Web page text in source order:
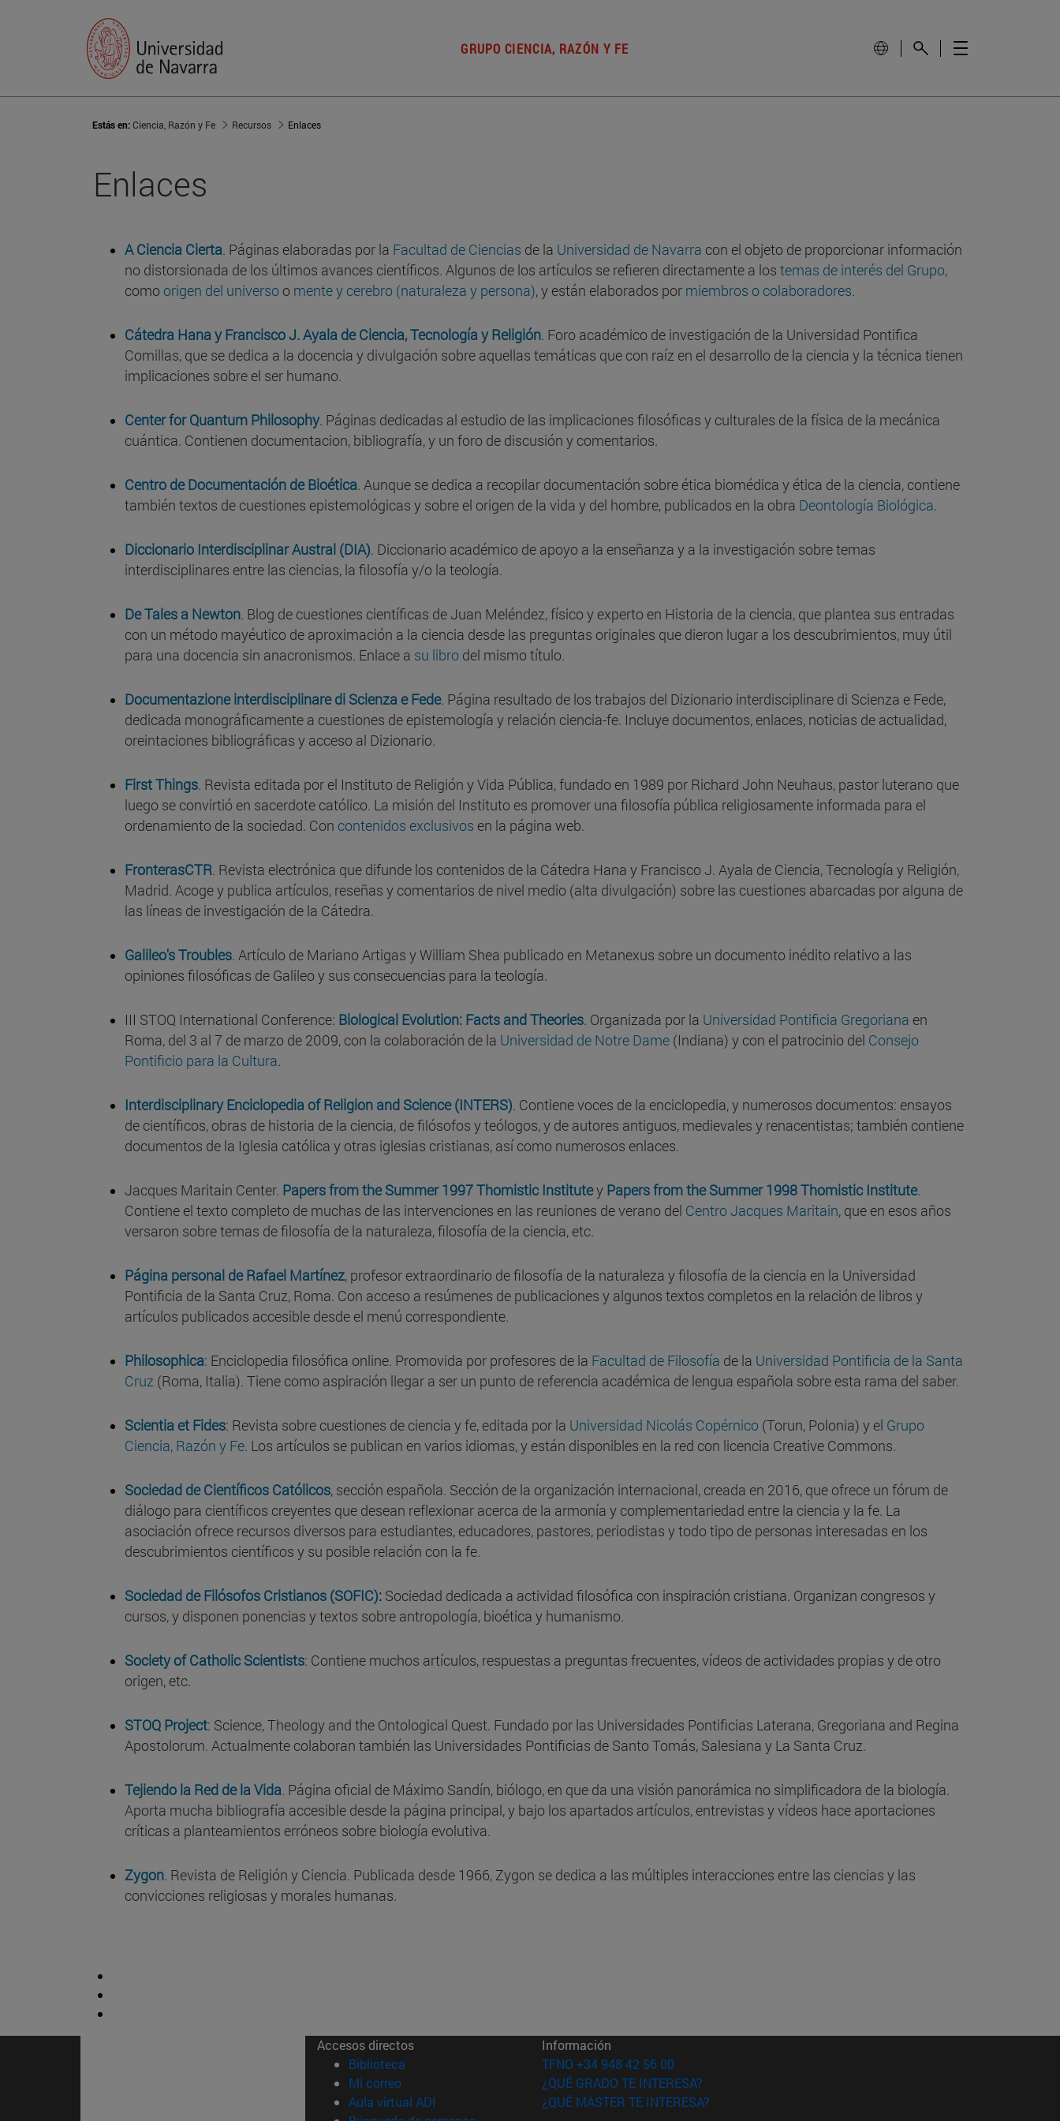
GRUPO CIENCIA, RAZÓN Y FE
Estás en:Ciencia, Razón y Fe Recursos Enlaces
Enlaces
A Ciencia Cierta. Páginas elaboradas por la Facultad de Ciencias de la Universidad de Navarra con el objeto de proporcionar información
no distorsionada de los últimos avances científicos. Algunos de los artículos se refieren directamente a los temas de interés del Grupo,
como origen del universo o mente y cerebro (naturaleza y persona), y están elaborados por miembros o colaboradores.
Cátedra Hana y Francisco J. Ayala de Ciencia, Tecnología y Religión. Foro académico de investigación de la Universidad Pontifica
Comillas, que se dedica a la docencia y divulgación sobre aquellas temáticas que con raíz en el desarrollo de la ciencia y la técnica tienen
implicaciones sobre el ser humano.
Center for Quantum Philosophy. Páginas dedicadas al estudio de las implicaciones filosóficas y culturales de la física de la mecánica
cuántica. Contienen documentacion, bibliografía, y un foro de discusión y comentarios.
Centro de Documentación de Bioética. Aunque se dedica a recopilar documentación sobre ética biomédica y ética de la ciencia, contiene
también textos de cuestiones epistemológicas y sobre el origen de la vida y del hombre, publicados en la obra Deontología Biológica.
Diccionario Interdisciplinar Austral (DIA). Diccionario académico de apoyo a la enseñanza y a la investigación sobre temas
interdisciplinares entre las ciencias, la filosofía y/o la teología.
De Tales a Newton. Blog de cuestiones científicas de Juan Meléndez, físico y experto en Historia de la ciencia, que plantea sus entradas
con un método mayéutico de aproximación a la ciencia desde las preguntas originales que dieron lugar a los descubrimientos, muy útil
para una docencia sin anacronismos. Enlace a su libro del mismo título.
Documentazione interdisciplinare di Scienza e Fede. Página resultado de los trabajos del Dizionario interdisciplinare di Scienza e Fede,
dedicada monográficamente a cuestiones de epistemología y relación ciencia-fe. Incluye documentos, enlaces, noticias de actualidad,
oreintaciones bibliográficas y acceso al Dizionario.
First Things. Revista editada por el Instituto de Religión y Vida Pública, fundado en 1989 por Richard John Neuhaus, pastor luterano que
luego se convirtió en sacerdote católico. La misión del Instituto es promover una filosofía pública religiosamente informada para el
ordenamiento de la sociedad. Con contenidos exclusivos en la página web.
FronterasCTR. Revista electrónica que difunde los contenidos de la Cátedra Hana y Francisco J. Ayala de Ciencia, Tecnología y Religión,
Madrid. Acoge y publica artículos, reseñas y comentarios de nivel medio (alta divulgación) sobre las cuestiones abarcadas por alguna de
las líneas de investigación de la Cátedra.
Galileo's Troubles. Artículo de Mariano Artigas y William Shea publicado en Metanexus sobre un documento inédito relativo a las
opiniones filosóficas de Galileo y sus consecuencias para la teología.
III STOQ International Conference: Biological Evolution: Facts and Theories. Organizada por la Universidad Pontificia Gregoriana en
Roma, del 3 al 7 de marzo de 2009, con la colaboración de la Universidad de Notre Dame (Indiana) y con el patrocinio del Consejo
Pontificio para la Cultura.
Interdisciplinary Enciclopedia of Religion and Science (INTERS). Contiene voces de la enciclopedia, y numerosos documentos: ensayos
de científicos, obras de historia de la ciencia, de filósofos y teólogos, y de autores antiguos, medievales y renacentistas; también contiene
documentos de la Iglesia católica y otras iglesias cristianas, así como numerosos enlaces.
Jacques Maritain Center. Papers from the Summer 1997 Thomistic Institutey Papers from the Summer 1998 Thomistic Institute.
Contiene el texto completo de muchas de las intervenciones en las reuniones de verano del Centro Jacques Maritain, que en esos años
versaron sobre temas de filosofía de la naturaleza, filosofía de la ciencia, etc.
Página personal de Rafael Martínez, profesor extraordinario de filosofía de la naturaleza y filosofía de la ciencia en la Universidad
Pontificia de la Santa Cruz, Roma. Con acceso a resúmenes de publicaciones y algunos textos completos en la relación de libros y
artículos publicados accesible desde el menú correspondiente.
Philosophica: Enciclopedia filosófica online. Promovida por profesores de la Facultad de Filosofía de la Universidad Pontificia de la Santa
Cruz (Roma, Italia). Tiene como aspiración llegar a ser un punto de referencia académica de lengua española sobre esta rama del saber.
Scientia et Fides: Revista sobre cuestiones de ciencia y fe, editada por la Universidad Nicolás Copérnico (Torun, Polonia) y el Grupo
Ciencia, Razón y Fe. Los artículos se publican en varios idiomas, y están disponibles en la red con licencia Creative Commons.
Sociedad de Científicos Católicos, sección española. Sección de la organización internacional, creada en 2016, que ofrece un fórum de
diálogo para científicos creyentes que desean reflexionar acerca de la armonía y complementariedad entre la ciencia y la fe. La
asociación ofrece recursos diversos para estudiantes, educadores, pastores, periodistas y todo tipo de personas interesadas en los
descubrimientos científicos y su posible relación con la fe.
Sociedad de Filósofos Cristianos (SOFIC): Sociedad dedicada a actividad filosófica con inspiración cristiana. Organizan congresos y
cursos, y disponen ponencias y textos sobre antropología, bioética y humanismo.
Society of Catholic Scientists: Contiene muchos artículos, respuestas a preguntas frecuentes, vídeos de actividades propias y de otro
origen, etc.
STOQ Project: Science, Theology and the Ontological Quest. Fundado por las Universidades Pontificias Laterana, Gregoriana and Regina
Apostolorum. Actualmente colaboran también las Universidades Pontificias de Santo Tomás, Salesiana y La Santa Cruz.
Tejiendo la Red de la Vida. Página oficial de Máximo Sandín, biólogo, en que da una visión panorámica no simplificadora de la biología.
Aporta mucha bibliografía accesible desde la página principal, y bajo los apartados artículos, entrevistas y vídeos hace aportaciones
críticas a planteamientos erróneos sobre biología evolutiva.
Zygon. Revista de Religión y Ciencia. Publicada desde 1966, Zygon se dedica a las múltiples interacciones entre las ciencias y las
convicciones religiosas y morales humanas.
Accesos directos
Biblioteca (abre en nueva ventana)
Mi correo(abre en nueva ventana)
Aula virtual ADI (abre en nueva ventana)
Información
TFNO +34 948 42 56 00
¿QUÉ GRADO TE INTERESA?
¿QUÉ MÁSTER TE INTERESA?